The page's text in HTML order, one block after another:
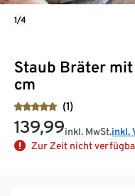
Staub Bräter mit
cm
(1)
139,99inkl. MwSt.inkl.
Zur Zeit nicht
1/4